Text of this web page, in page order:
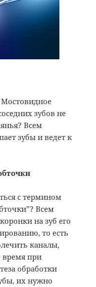
зубов не
Всем
зубы и ведет к
с термином
Всем
на зуб его
то есть
каналы,
время при
обработки
их нужно